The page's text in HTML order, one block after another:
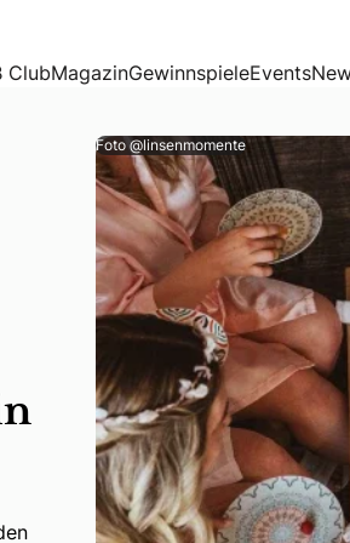
ClubMagazinGewinnspieleEvents
Umgeben von euren
Foto @linsenmomente